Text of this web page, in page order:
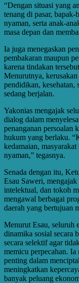
“Dengan situasi yang
tenang di pasar, bapak-
nyaman, serta anak-
masa depan dan
Ia juga menegaskan
pembakaran maupun
karena tindakan
Menurutnya,
pendidikan, kesehatan,
sedang berjalan.
Yakonias mengajak
dialog dalam
penanganan persoalan
hukum yang berlaku.
kedamaian,
nyaman,” tegasnya.
Senada dengan itu,
Esau Saweri,
intelektual, dan tokoh
mengawal berbagai
daerah yang bertujuan
Menurut Esau, seluruh
dinamika sosial secara
secara selektif agar
memicu perpecahan.
penting dalam
meningkatkan
banyak peluang